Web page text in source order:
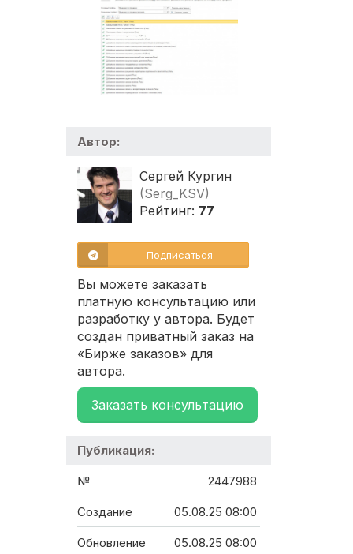
Автор:
Сергей Кургин
(Serg_KSV)
Рейтинг: 77
Подписаться
Вы можете заказать
платную консультацию или
разработку у автора. Будет
создан приватный заказ на
«Бирже заказов» для
автора.
Заказать консультацию
Публикация:
№ 2447988
Создание 05.08.25 08:00
Обновление 05.08.25 08:00